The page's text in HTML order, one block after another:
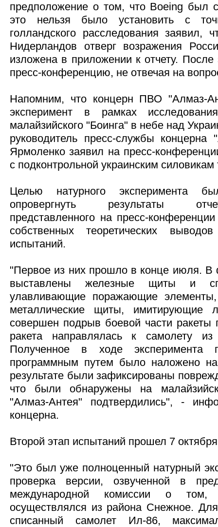
предположение о том, что Boeing был
это нельзя было установить с
голландского расследования заявил,
Нидерландов отверг возражения
изложена в приложении к отчету.
пресс-конференцию, не отвечая на
Напомним, что концерн ПВО "Алмаз-
эксперимент в рамках
малайзийского "Боинга" в небе над
руководитель пресс-службы концерна
Ярмоленко заявил на пресс-
с подконтрольной украинским силовикам
Целью натурного эксперимента
опровергнуть результаты
представленного на пресс-
собственных теоретических
испытаний.
"Первое из них прошло в конце июля.
выставлены железные щиты и
улавливающие поражающие
металлические щиты, имитирующие
совершен подрыв боевой части ракеты
ракета направлялась к самолету
Полученное в ходе эксперимента
программным путем было наложено
результате были зафиксированы
что были обнаружены на
"Алмаз-Антея" подтвердились", -
концерна.
Второй этап испытаний прошел 7
"Это был уже полноценный натурный
проверка версии, озвученной в
международной комиссии о том,
осуществлялся из района Снежное.
списанный самолет Ил-86,